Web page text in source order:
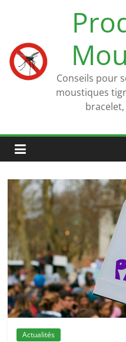
Conseils pour
moustiques
Actualités